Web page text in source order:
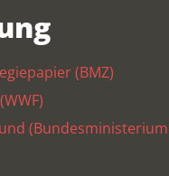
(BMZ)